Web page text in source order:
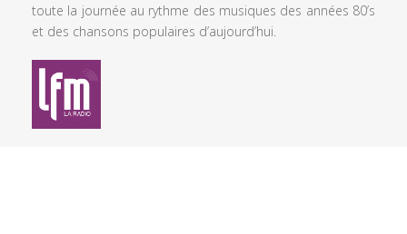
toute la journée au rythme des musiques des années 80’s
et des chansons populaires d’aujourd’hui.